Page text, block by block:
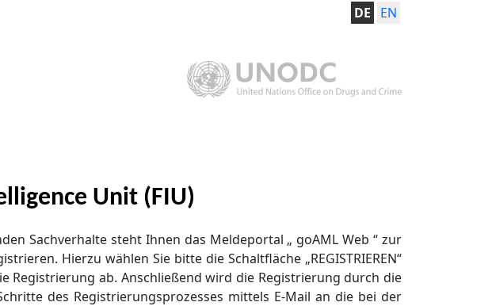
DE EN
Unit (FIU)
Sachverhalte steht Ihnen das Meldeportal „ goAML Web “ zur
Hierzu wählen Sie bitte die Schaltfläche „REGISTRIEREN“
Registrierung ab. Anschließend wird die Registrierung durch die
des Registrierungsprozesses mittels E-Mail an die bei der